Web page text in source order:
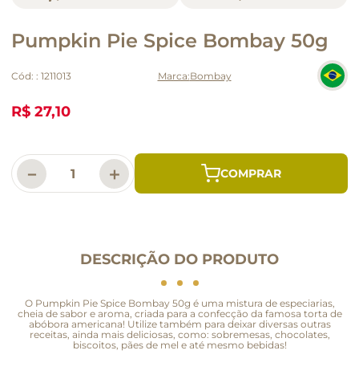
Pumpkin Pie Spice Bombay 50g
Cód: : 1211013 Bombay
R$ 27,10
＋
－
DESCRIÇÃO DO PRODUTO
O Pumpkin Pie Spice Bombay 50g é uma mistura de especiarias,
cheia de sabor e aroma, criada para a confecção da famosa torta de
abóbora americana! Utilize também para deixar diversas outras
receitas, ainda mais deliciosas, como: sobremesas, chocolates,
biscoitos, pães de mel e até mesmo bebidas!